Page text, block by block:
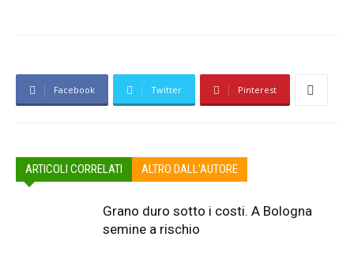
Facebook Twitter Pinterest
ARTICOLI CORRELATI ALTRO DALL'AUTORE
Grano duro sotto i costi. A Bologna
semine a rischio